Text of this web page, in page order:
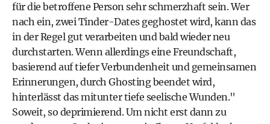
für die betroffene Person sehr schmerzhaft sein. Wer
nach ein, zwei Tinder-Dates geghostet wird, kann das
in der Regel gut verarbeiten und bald wieder neu
durchstarten. Wenn allerdings eine Freundschaft,
basierend auf tiefer Verbundenheit und gemeinsamen
Erinnerungen, durch Ghosting beendet wird,
hinterlässt das mitunter tiefe seelische Wunden."
Soweit, so deprimierend. Um nicht erst dann zu